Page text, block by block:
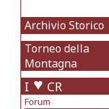
Archivio Storico
Torneo della
Montagna
I CR
Forum